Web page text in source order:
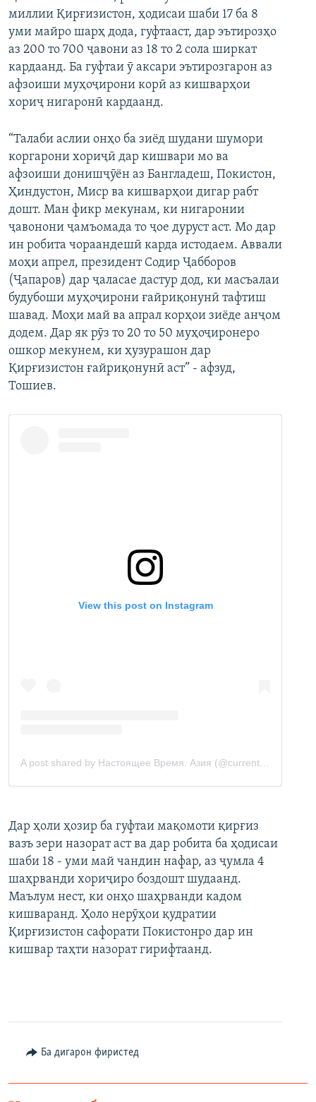
миллии Қирғизистон, ҳодисаи шаби 17 ба 8
уми майро шарҳ дода, гуфтааст, дар эътирозҳо
аз 200 то 700 ҷавони аз 18 то 2 сола ширкат
кардаанд. Ба гуфтаи ӯ аксари эътирозгарон аз
афзоиши муҳоҷирони корӣ аз кишварҳои
хориҷ нигаронӣ кардаанд.
“Талаби аслии онҳо ба зиёд шудани шумори
коргарони хориҷӣ дар кишвари мо ва
афзоиши донишҷӯён аз Бангладеш, Покистон,
Ҳиндустон, Миср ва кишварҳои дигар рабт
дошт. Ман фикр мекунам, ки нигаронии
ҷавонони ҷамъомада то ҷое дуруст аст. Мо дар
ин робита чораандешӣ карда истодаем. Аввали
моҳи апрел, президент Содир Ҷабборов
(Ҷапаров) дар ҷаласае дастур дод, ки масъалаи
будубоши муҳоҷирони ғайриқонунӣ тафтиш
шавад. Моҳи май ва апрал корҳои зиёде анҷом
додем. Дар як рӯз то 20 то 50 муҳоҷиронеро
ошкор мекунем, ки ҳузурашон дар
Қирғизистон ғайриқонунӣ аст” - афзуд,
Тошиев.
Дар ҳоли ҳозир ба гуфтаи мақомоти қирғиз
вазъ зери назорат аст ва дар робита ба ҳодисаи
шаби 18 - уми май чандин нафар, аз ҷумла 4
шаҳрванди хориҷиро боздошт шудаанд.
Маълум нест, ки онҳо шаҳрванди кадом
кишваранд. Ҳоло нерӯҳои қудратии
Қирғизистон сафорати Покистонро дар ин
кишвар таҳти назорат гирифтаанд.
Ба дигарон фиристед